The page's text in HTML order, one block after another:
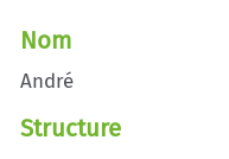
Nom
André
Structure